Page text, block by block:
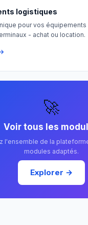
logistiques
pour vos équipements
- achat ou location.
🚀
Voir tous les
l'ensemble de la
modules adaptés.
Explorer →